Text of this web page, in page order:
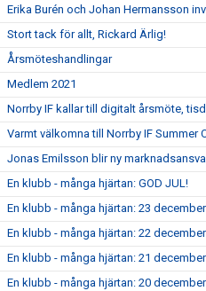
Erika Burén och Johan Hermansson
Stort tack för allt, Rickard Ärlig!
Årsmöteshandlingar
Medlem 2021
Norrby IF kallar till digitalt årsmöte,
Varmt välkomna till Norrby IF Summer
Jonas Emilsson blir ny
En klubb - många hjärtan: GOD JUL!
En klubb - många hjärtan: 23 december
En klubb - många hjärtan: 22 december
En klubb - många hjärtan: 21 december
En klubb - många hjärtan: 20 december